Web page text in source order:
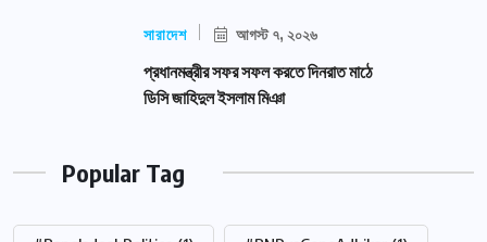
সারাদেশ আগস্ট ৭, ২০২৬
প্রধানমন্ত্রীর সফর সফল করতে দিনরাত মাঠে
ডিসি জাহিদুল ইসলাম মিঞা
Popular Tag